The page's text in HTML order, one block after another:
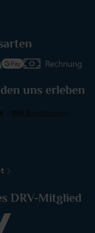
uns erleben
DRV-Mitglied